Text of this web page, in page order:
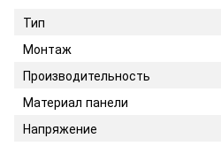
Тип
Монтаж
Производительность
Материал панели
Напряжение